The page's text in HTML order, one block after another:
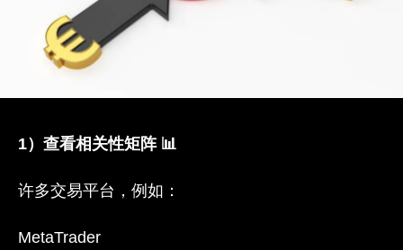
1）查看相关性矩阵 📊
许多交易平台，例如：
MetaTrader